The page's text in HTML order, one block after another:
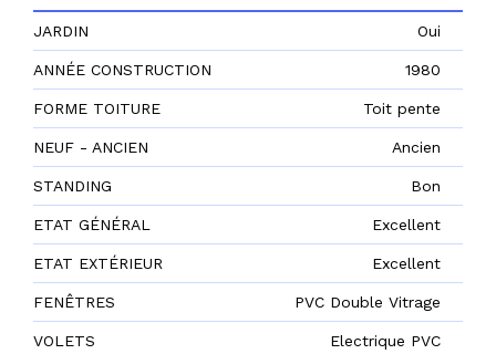
JARDIN Oui
ANNÉE CONSTRUCTION 1980
FORME TOITURE Toit pente
NEUF - ANCIEN Ancien
STANDING Bon
ETAT GÉNÉRAL Excellent
ETAT EXTÉRIEUR Excellent
FENÊTRES PVC Double Vitrage
VOLETS Electrique PVC